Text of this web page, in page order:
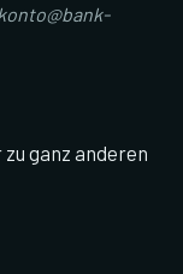
ganz anderen